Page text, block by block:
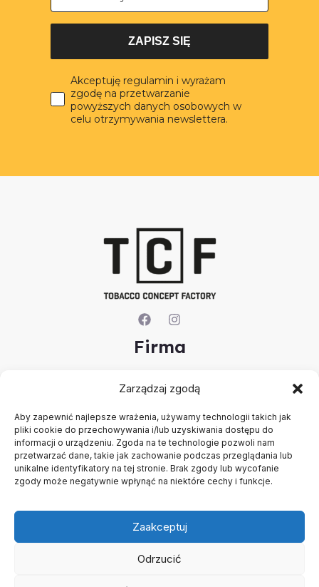
Zarządzaj zgodą
Aby zapewnić najlepsze wrażenia, używamy technologii takich jak
pliki cookie do przechowywania i/lub uzyskiwania dostępu do
informacji o urządzeniu. Zgoda na te technologie pozwoli nam
przetwarzać dane, takie jak zachowanie podczas przeglądania lub
unikalne identyfikatory na tej stronie. Brak zgody lub wycofanie
zgody może negatywnie wpłynąć na niektóre cechy i funkcje.
Zaakceptuj
Odrzucić
ZAPISZ SIĘ
Akceptuję regulamin i wyrażam
zgodę na przetwarzanie
powyższych danych osobowych w
celu otrzymywania newslettera.
Firma
Kontakt
Konto
Polityka prywatności
Regulamin
Copyright © 2026 B2B - Panel Hurtowy - TCF - Tobacco